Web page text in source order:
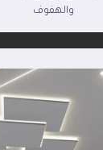
والهفوف